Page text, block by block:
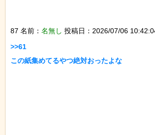
87 名前： 名無し 投稿日：2026/07/06
>>61
この紙集めてるやつ絶対おったよな